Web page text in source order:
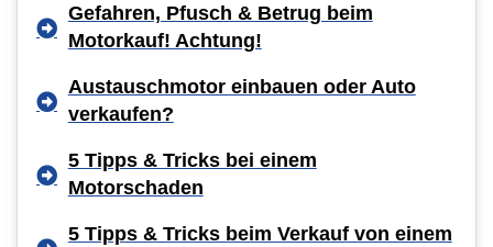
Gefahren, Pfusch & Betrug beim
Motorkauf! Achtung!
Austauschmotor einbauen oder Auto
verkaufen?
5 Tipps & Tricks bei einem
Motorschaden
5 Tipps & Tricks beim Verkauf von einem